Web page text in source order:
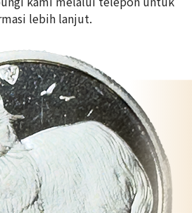
lebih lanjut.